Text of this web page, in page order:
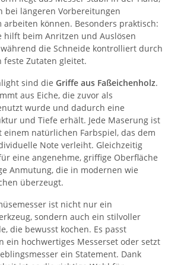
bei längeren Vorbereitungen
können. Besonders praktisch:
hilft beim Anritzen und Auslösen
die Schneide kontrolliert durch
feste Zutaten gleitet.
sind die Griffe aus Faßeichenholz.
aus Eiche, die zuvor als
wurde und dadurch eine
und Tiefe erhält. Jede Maserung ist
einem natürlichen Farbspiel, das dem
Note verleiht. Gleichzeitig
eine angenehme, griffige Oberfläche
Anmutung, die in modernen wie
überzeugt.
ist nicht nur ein
sondern auch ein stilvoller
die bewusst kochen. Es passt
ein hochwertiges Messerset oder setzt
ein Statement. Dank